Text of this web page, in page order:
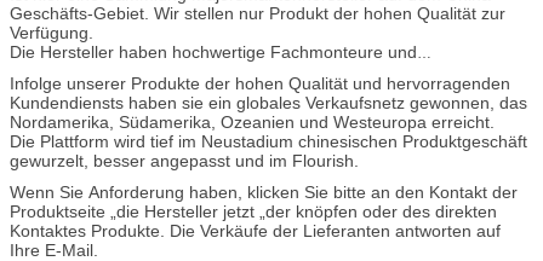
Geschäfts-Gebiet. Wir stellen nur Produkt der hohen Qualität zur
Verfügung.
Die Hersteller haben hochwertige Fachmonteure und
stimmen mit internationalen Qualitätsstandards überein und werden
sehr in einer Vielzahl von verschiedenen Märkten weltweit
geschätzt. Ihre gut ausgerüsteten Anlagen und ausgezeichnete
Qualitätskontrolle während aller Produktionsstufen ermöglichen uns,
Gesamtkundendienst zu garantieren.
Infolge unserer Produkte der hohen Qualität und hervorragenden
Kundendiensts haben sie ein globales Verkaufsnetz gewonnen, das
Nordamerika, Südamerika, Ozeanien und Westeuropa erreicht.
Die Plattform wird tief im Neustadium chinesischen Produktgeschäft
gewurzelt, besser angepasst und im Flourish.
Wenn Sie Anforderung haben, klicken Sie bitte an den Kontakt der
Produktseite „die Hersteller jetzt „der knöpfen oder des direkten
Kontaktes Produkte. Die Verkäufe der Lieferanten antworten auf
Ihre E-Mail.